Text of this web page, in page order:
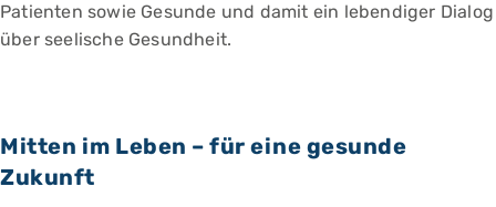
Patienten sowie Gesunde und damit ein lebendiger Dialog
über seelische Gesundheit.
Mitten im Leben – für eine gesunde
Zukunft